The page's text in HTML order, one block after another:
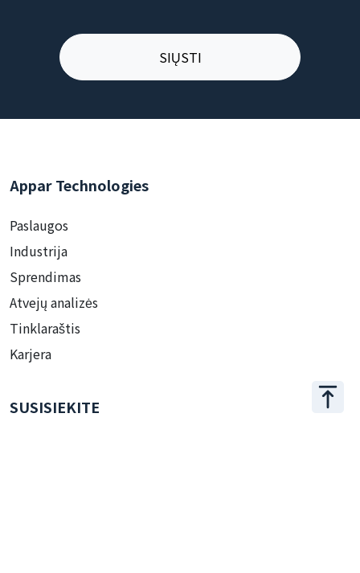
Appar Technologies
Paslaugos
Industrija
Sprendimas
Atvejų analizės
Tinklaraštis
Karjera
SUSISIEKITE